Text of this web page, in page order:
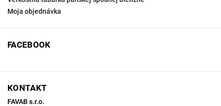
Moja objednávka
FACEBOOK
KONTAKT
FAVAB s.r.o.